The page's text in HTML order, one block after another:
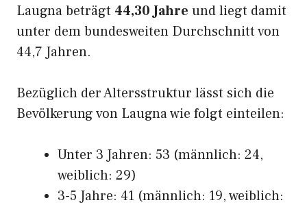
Laugna beträgt 44,30 Jahre und liegt damit
unter dem bundesweiten Durchschnitt von
44,7 Jahren.
Bezüglich der Altersstruktur lässt sich die
Bevölkerung von Laugna wie folgt einteilen:
Unter 3 Jahren: 53 (männlich: 24,
weiblich: 29)
3-5 Jahre: 41 (männlich: 19, weiblich: